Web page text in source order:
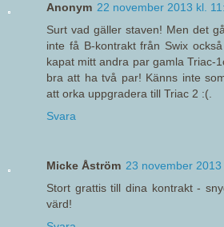
Anonym 22 november 2013 kl.
Surt vad gäller staven! Men det
inte få B-kontrakt från Swix
kapat mitt andra par gamla Triac-
bra att ha två par! Känns inte
att orka uppgradera till Triac 2 :(.
Svara
Micke Åström 23 november 2013
Stort grattis till dina kontrakt -
värd!